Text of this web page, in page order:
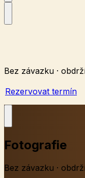
Bez závazku ·
Rezervovat termín
Fotografie
Bez závazku ·